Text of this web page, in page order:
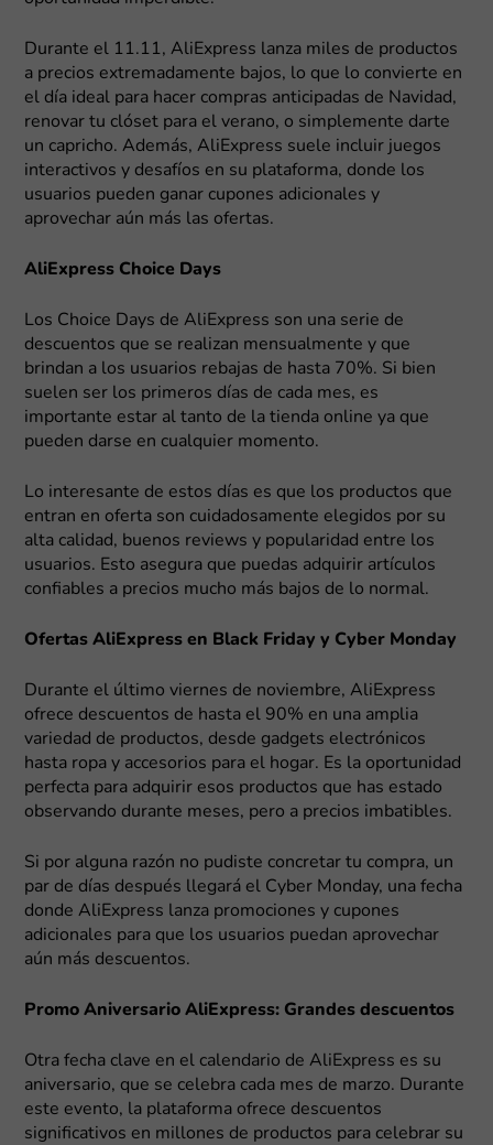
Durante el 11.11, AliExpress lanza miles de productos
a precios extremadamente bajos, lo que lo convierte en
el día ideal para hacer compras anticipadas de Navidad,
renovar tu clóset para el verano, o simplemente darte
un capricho. Además, AliExpress suele incluir juegos
interactivos y desafíos en su plataforma, donde los
usuarios pueden ganar cupones adicionales y
aprovechar aún más las ofertas.
AliExpress Choice Days
Los Choice Days de AliExpress son una serie de
descuentos que se realizan mensualmente y que
brindan a los usuarios rebajas de hasta 70%. Si bien
suelen ser los primeros días de cada mes, es
importante estar al tanto de la tienda online ya que
pueden darse en cualquier momento.
Lo interesante de estos días es que los productos que
entran en oferta son cuidadosamente elegidos por su
alta calidad, buenos reviews y popularidad entre los
usuarios. Esto asegura que puedas adquirir artículos
confiables a precios mucho más bajos de lo normal.
Ofertas AliExpress en Black Friday y Cyber Monday
Durante el último viernes de noviembre, AliExpress
ofrece descuentos de hasta el 90% en una amplia
variedad de productos, desde gadgets electrónicos
hasta ropa y accesorios para el hogar. Es la oportunidad
perfecta para adquirir esos productos que has estado
observando durante meses, pero a precios imbatibles.
Si por alguna razón no pudiste concretar tu compra, un
par de días después llegará el Cyber Monday, una fecha
donde AliExpress lanza promociones y cupones
adicionales para que los usuarios puedan aprovechar
aún más descuentos.
Promo Aniversario AliExpress: Grandes descuentos
Otra fecha clave en el calendario de AliExpress es su
aniversario, que se celebra cada mes de marzo. Durante
este evento, la plataforma ofrece descuentos
significativos en millones de productos para celebrar su